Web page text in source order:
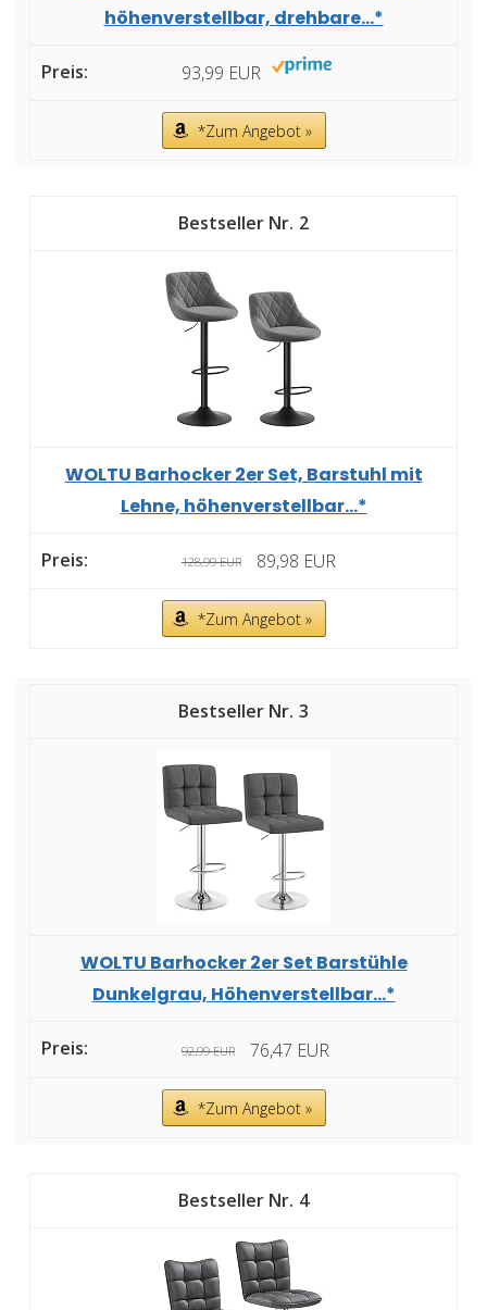
höhenverstellbar, drehbare...*
93,99 EUR
*Zum Angebot »
2
WOLTU Barhocker 2er Set, Barstuhl mit
Lehne, höhenverstellbar...*
128,99 EUR 89,98 EUR
*Zum Angebot »
3
WOLTU Barhocker 2er Set Barstühle
Dunkelgrau, Höhenverstellbar...*
92,99 EUR 76,47 EUR
*Zum Angebot »
4